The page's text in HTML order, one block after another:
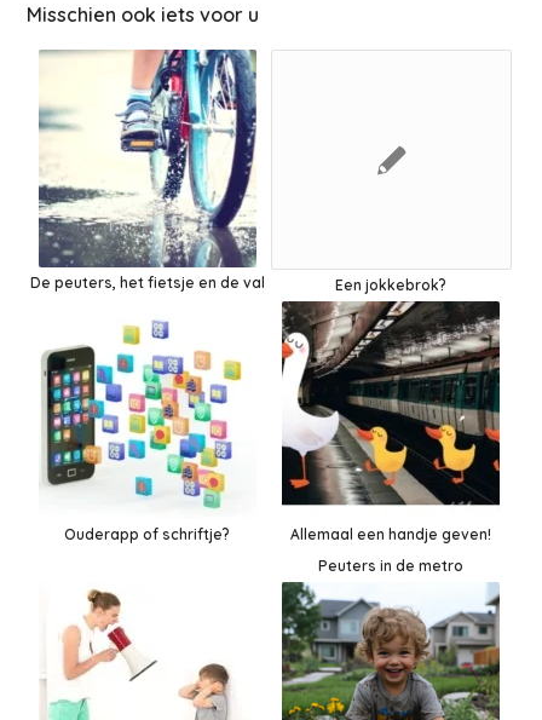
Misschien ook iets voor u
De peuters, het fietsje en de val Een jokkebrok?
Ouderapp of schriftje?
Allemaal een handje geven!
Peuters in de metro